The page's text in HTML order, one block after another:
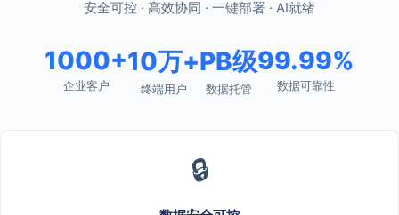
安全可控 · 高效协同 · 一键部署 · AI就绪
1000+
企业客户
10万+
终端用户
PB级
数据托管
99.99%
数据可靠性
🔒